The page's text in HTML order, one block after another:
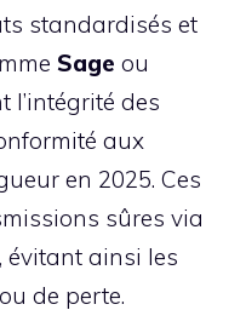
standardisés et
Sage ou
l’intégrité des
aux
en 2025. Ces
sûres via
évitant ainsi les
de perte.